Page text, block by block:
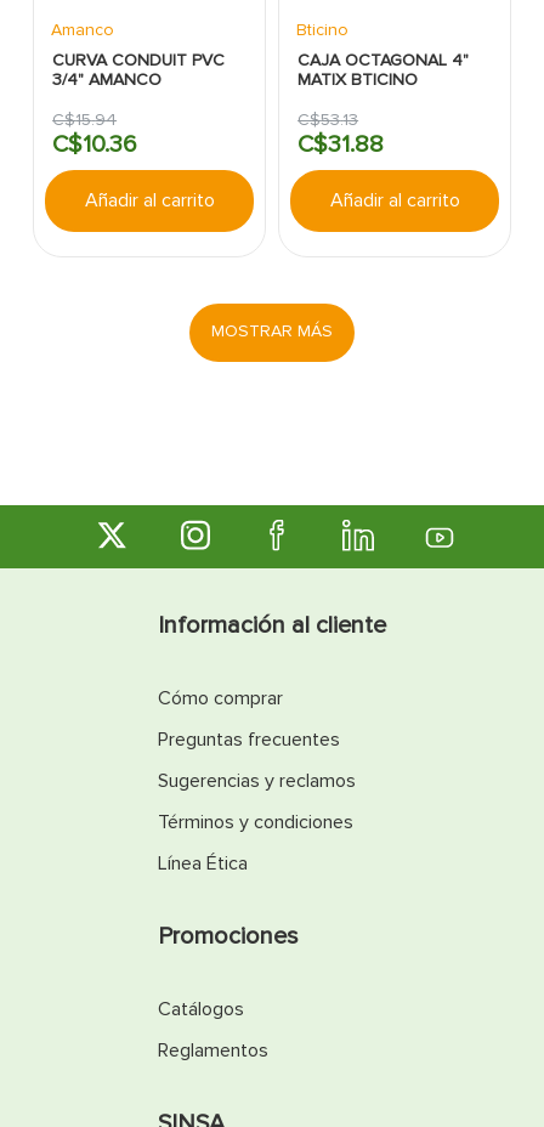
Amanco
CURVA CONDUIT PVC
3/4" AMANCO
C$15.94
C$10.36
Añadir al carrito
Bticino
CAJA OCTAGONAL 4"
MATIX BTICINO
C$53.13
C$31.88
Añadir al carrito
MOSTRAR MÁS
Información al cliente
Cómo comprar
Preguntas frecuentes
Sugerencias y reclamos
Términos y condiciones
Línea Ética
Promociones
Catálogos
Reglamentos